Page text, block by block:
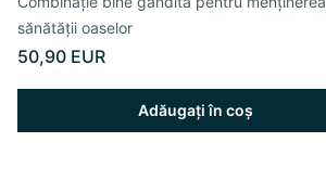
sănătății oaselor
50,90 EUR
Adăugați în coș